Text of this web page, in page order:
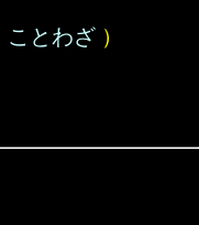
ことわざ ）